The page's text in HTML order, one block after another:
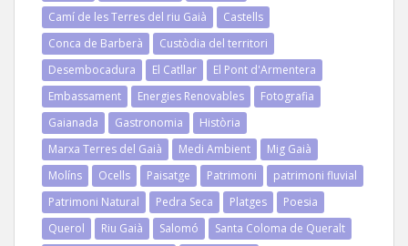
Camí de les Terres del riu Gaià
Castells
Conca de Barberà
Custòdia del territori
Desembocadura
El Catllar
El Pont d'Armentera
Embassament
Energies Renovables
Fotografia
Gaianada
Gastronomia
Història
Marxa Terres del Gaià
Medi Ambient
Mig Gaià
Molíns
Ocells Paisatge Patrimoni
patrimoni fluvial
Patrimoni Natural
Pedra Seca Platges
Poesia
Querol
Riu Gaià Salomó
Santa Coloma de Queralt